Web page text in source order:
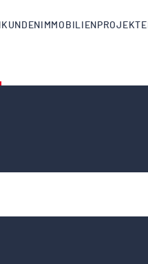
KUNDEN IMMOBILIENPROJEKTE